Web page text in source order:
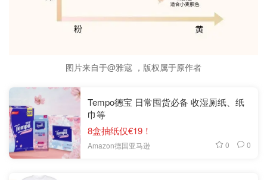
图片来自于@雅寇 ，版权属于原作者
Tempo德宝 日常囤货必备 收湿厕纸、纸
巾等
8盒抽纸仅€19！
Amazon德国亚马逊 0 0